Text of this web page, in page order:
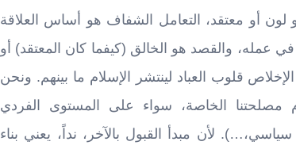
أو معتقد، التعامل الشفاف هو أساس العلاقة
والقصد هو الخالق (كيفما كان المعتقد) أو
قلوب العباد لينتشر الإسلام ما بينهم. ونحن
مصلحتنا الخاصة، سواء على المستوى الفردي
لأن مبدأ القبول بالآخر، نداً، يعني بناء